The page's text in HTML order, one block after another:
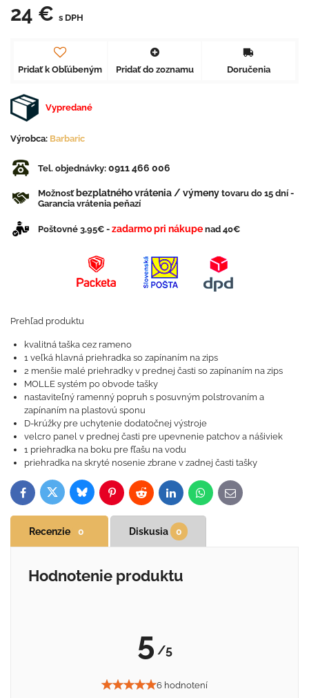
24 € s DPH
Pridať k Obľúbeným Pridať do zoznamu Doručenia
Vypredané
Výrobca: Barbaric
Tel. objednávky: 0911 466 006
Možnosťbezplatného vrátenia / výmeny tovaru do 15 dní -
Garancia vrátenia peňazí
Poštovné 3,95€ - zadarmo pri nákupe nad 40€
Prehľad produktu
kvalitná taška cez rameno
1 veľká hlavná priehradka so zapínaním na zips
2 menšie malé priehradky v prednej časti so zapínaním na zips
MOLLE systém po obvode tašky
nastaviteľný ramenný popruh s posuvným polstrovaním a
zapínaním na plastovú sponu
D-krúžky pre uchytenie dodatočnej výstroje
velcro panel v prednej časti pre upevnenie patchov a nášiviek
1 priehradka na boku pre fľašu na vodu
priehradka na skryté nosenie zbrane v zadnej časti tašky
FacebookTwitterBlueskyPinterestReddit LinkedInWhatsApp
E-
mail
Recenzie 0 Diskusia 0
Hodnotenie produktu
5 /5
6 hodnotení